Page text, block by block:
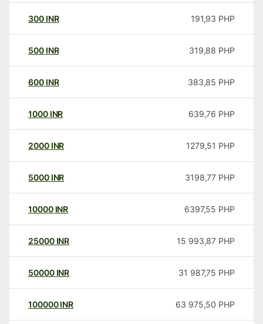
300 INR 191,93 PHP
500 INR 319,88 PHP
600 INR 383,85 PHP
1000 INR 639,76 PHP
2000 INR 1279,51 PHP
5000 INR 3198,77 PHP
10000 INR 6397,55 PHP
25000 INR 15 993,87 PHP
50000 INR 31 987,75 PHP
100000 INR 63 975,50 PHP